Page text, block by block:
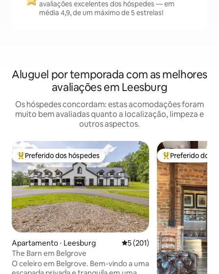
avaliações excelentes dos hóspedes — em
média 4,9, de um máximo de 5 estrelas!
Aluguel por temporada com as melhores
avaliações em Leesburg
Os hóspedes concordam: estas acomodações foram
muito bem avaliadas quanto a localização, limpeza e
outros aspectos.
Entre os melhores preferidos dos hóspedes
Preferido dos hóspedes
Apartamento ⋅ Leesburg 5 de uma avaliação média de
5 (201)
The Barn em Belgrove
O celeiro em Belgrove. Bem-vindo a uma
Entre os
Preferido dos